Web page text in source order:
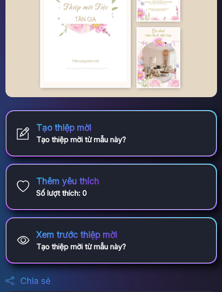
Tạo thiệp mời
Tạo thiệp mời từ mẫu này?
Thêm yêu thích
Số lượt thích: 0
Xem trước thiệp mời
Tạo thiệp mời từ mẫu này?
Chia sẻ